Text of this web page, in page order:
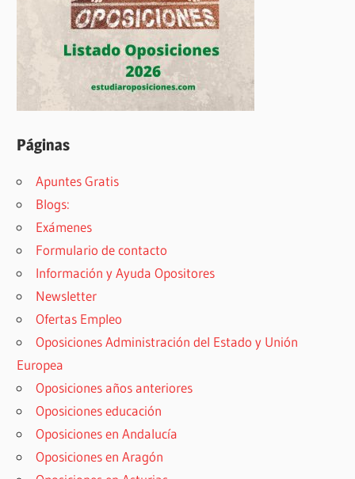
Páginas
Apuntes Gratis
Blogs:
Exámenes
Formulario de contacto
Información y Ayuda Opositores
Newsletter
Ofertas Empleo
Oposiciones Administración del Estado y Unión
Europea
Oposiciones años anteriores
Oposiciones educación
Oposiciones en Andalucía
Oposiciones en Aragón